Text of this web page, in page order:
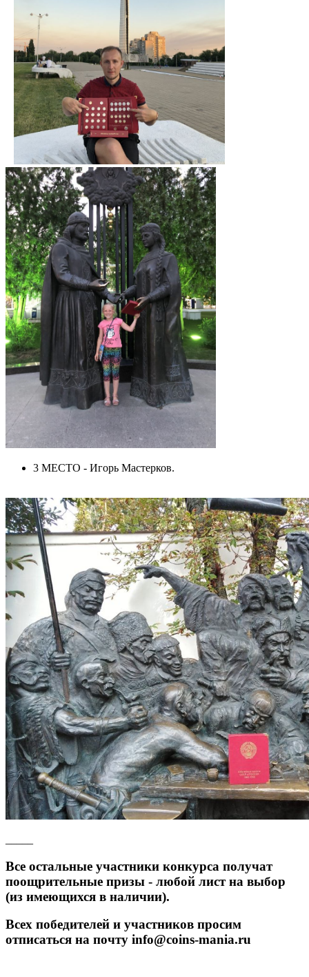
3 МЕСТО - Игорь Мастерков.
Все остальные участники конкурса получат
поощрительные призы - любой лист на выбор
(из имеющихся в наличии).
Всех победителей и участников просим
отписаться на почту info@coins-mania.ru